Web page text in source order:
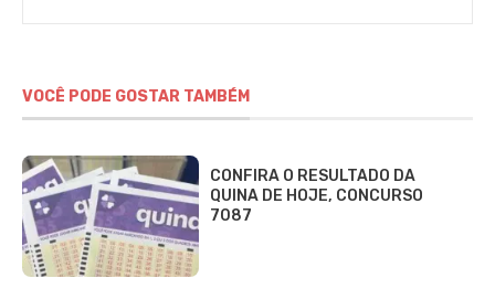
VOCÊ PODE GOSTAR TAMBÉM
CONFIRA O RESULTADO DA
QUINA DE HOJE, CONCURSO
7087